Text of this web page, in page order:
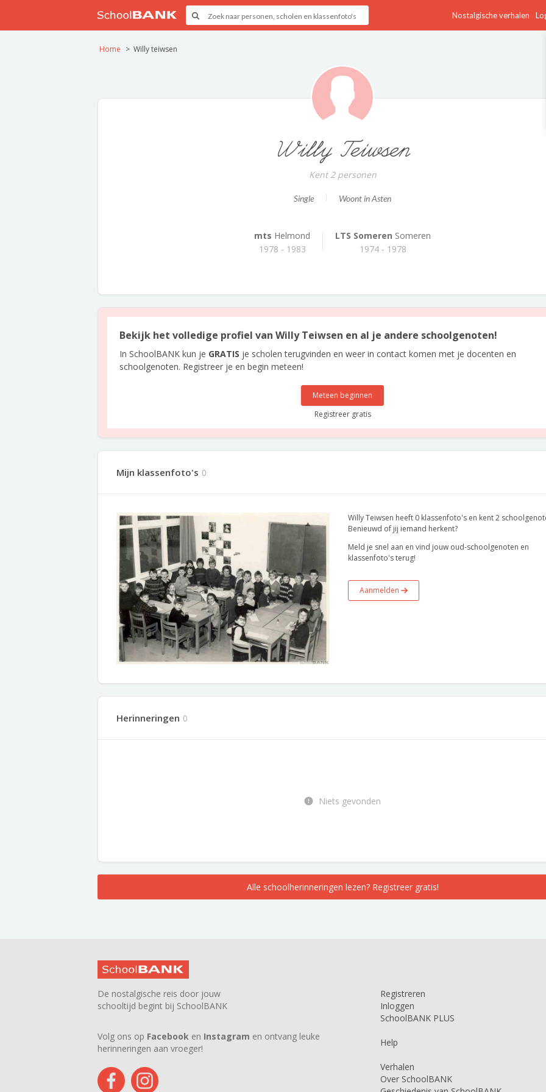
Nostalgische verhalen
Home Willy teiwsen
Willy Teiwsen
Kent 2 personen
Single Woont in Asten
mts Helmond
1978 - 1983
LTS Someren Someren
1974 - 1978
Bekijk het volledige profiel van Willy Teiwsen en al je andere schoolgenoten!
In SchoolBANK kun je GRATIS je scholen terugvinden en weer in contact komen met je docenten en
schoolgenoten. Registreer je en begin meteen!
Meteen beginnen
Registreer gratis
Mijn klassenfoto's 0
Willy Teiwsen heeft 0 klassenfoto's en kent 2
Benieuwd of jij iemand herkent?
Meld je snel aan en vind jouw oud-schoolgenoten en
klassenfoto's terug!
Aanmelden
Herinneringen 0
Niets gevonden
Alle schoolherinneringen lezen? Registreer gratis!
De nostalgische reis door jouw
schooltijd begint bij SchoolBANK
Volg ons op Facebook en Instagram en ontvang leuke
herinneringen aan vroeger!
Registreren
Inloggen
SchoolBANK PLUS
Help
Verhalen
Over SchoolBANK